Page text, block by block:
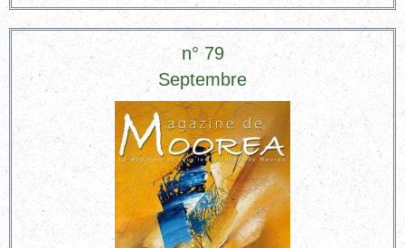
n° 79
Septembre